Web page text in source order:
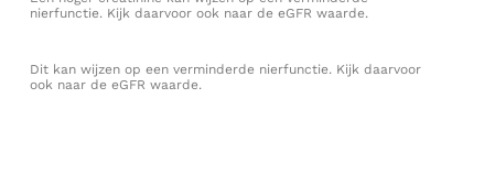
nierfunctie. Kijk daarvoor ook naar de eGFR waarde.
Dit kan wijzen op een verminderde nierfunctie. Kijk daarvoor
ook naar de eGFR waarde.